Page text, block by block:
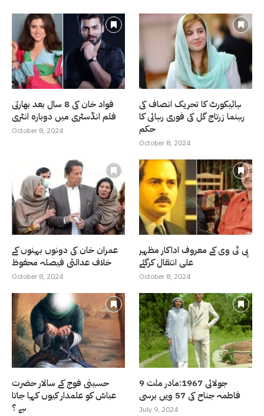
فواد خان کی 8 سال بعد بھارتی
فلم انڈسٹری میں دوبارہ انٹری
October 8, 2024
ہائیکورٹ کا تحریک انصاف کی
رہنما زرتاج گل کی فوری رہائی کا
حکم
October 8, 2024
عمران خان کی دونوں بہنوں کے
خلاف عدالتی فیصلہ محفوظ
October 8, 2024
پی ٹی وی کے معروف اداکار مظہر
علی انتقال کرگئے
October 8, 2024
حسینی فوج کے سالار حضرت
عباسّ کو علمدار کیوں کہا جاتا
ہے ؟
9 جولائی 1967:مادر ملت
فاطمہ جناح کی 57 ویں برسی
July 9, 2024